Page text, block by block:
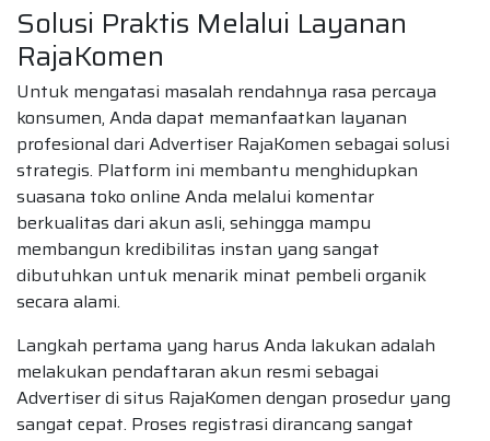
Solusi Praktis Melalui Layanan
RajaKomen
Untuk mengatasi masalah rendahnya rasa percaya
konsumen, Anda dapat memanfaatkan layanan
profesional dari Advertiser RajaKomen sebagai solusi
strategis. Platform ini membantu menghidupkan
suasana toko online Anda melalui komentar
berkualitas dari akun asli, sehingga mampu
membangun kredibilitas instan yang sangat
dibutuhkan untuk menarik minat pembeli organik
secara alami.
Langkah pertama yang harus Anda lakukan adalah
melakukan pendaftaran akun resmi sebagai
Advertiser di situs RajaKomen dengan prosedur yang
sangat cepat. Proses registrasi dirancang sangat